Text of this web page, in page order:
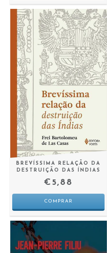
BREVÍSSIMA RELAÇÃO DA
DESTRUIÇÃO DAS ÍNDIAS
€5,88